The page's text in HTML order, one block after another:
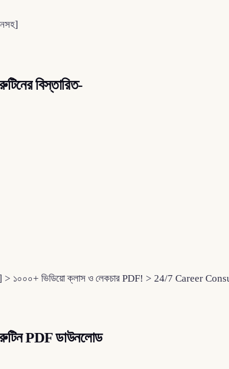
বিস্তারিত-
> ১০০০+ ভিডিয়ো ক্লাস ও লেকচার PDF! > 24/7 Career
রুটিন PDF ডাউনলোড